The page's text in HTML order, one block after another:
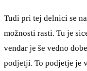
Tudi pri tej delnici se
možnosti rasti. Tu je
vendar je še vedno
podjetji. To podjetje je